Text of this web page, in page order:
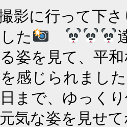
影に行って下
た
姿を見て、平
感じられまし
まで、ゆっく
気な姿を見せ